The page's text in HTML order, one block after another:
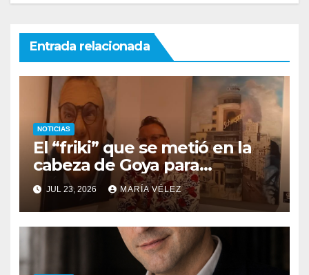
Entrada relacionada
NOTICIAS
El “friki” que se metió en la
cabeza de Goya para
descubrir qué esconden sus
monstruos
JUL 23, 2026 MARÍA VÉLEZ